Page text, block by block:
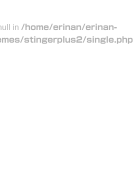
in /home/erinan/erinan-
stingerplus2/single.php